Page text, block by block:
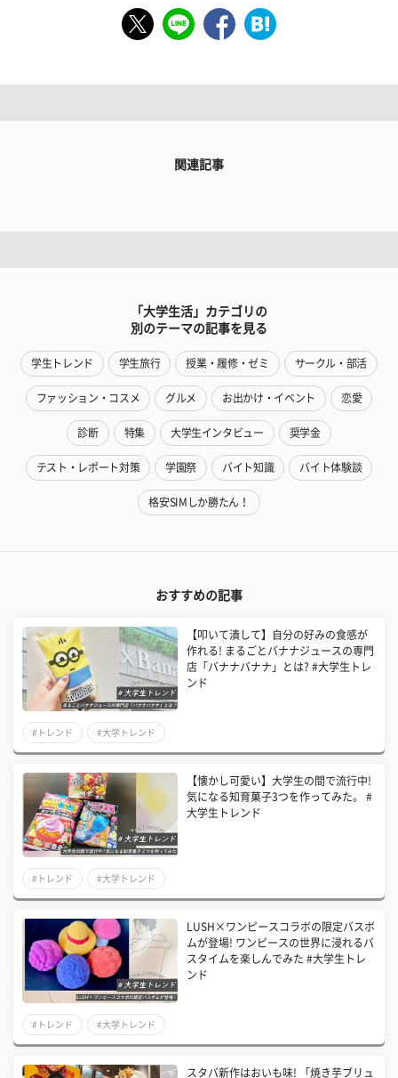
関連記事
「大学生活」カテゴリの
別のテーマの記事を見る
学生トレンド 学生旅行 授業・履修・ゼミ サークル・部活
ファッション・コスメ グルメ お出かけ・イベント 恋愛
診断 特集 大学生インタビュー 奨学金
テスト・レポート対策 学園祭 バイト知識 バイト体験談
格安SIMしか勝たん！
おすすめの記事
【叩いて潰して】自分の好みの食感が
作れる! まるごとバナナジュースの専門
店「バナナバナナ」とは? #大学生トレ
ンド
#トレンド #大学トレンド
【懐かし可愛い】大学生の間で流行中!
気になる知育菓子3つを作ってみた。 #
大学生トレンド
#トレンド #大学トレンド
LUSH×ワンピースコラボの限定バスボ
ムが登場! ワンピースの世界に浸れるバ
スタイムを楽しんでみた #大学生トレ
ンド
#トレンド #大学トレンド
スタバ新作はおいも味! 「焼き芋ブリュ